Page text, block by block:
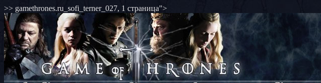
>> gamethrones.ru_sofi_terner_027, 1 страница">